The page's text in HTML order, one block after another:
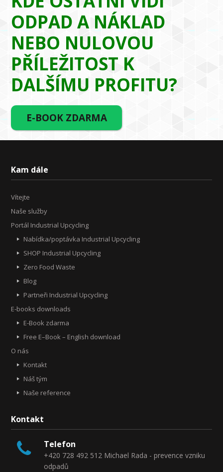
ODPAD A NÁKLAD
NEBO NULOVOU
PŘÍLEŽITOST K
DALŠÍMU PROFITU?
E-BOOK ZDARMA
Kam dále
Vítejte
Naše služby
Portál Industrial Upcycling
Nabídka/poptávka Industrial Upcycling
SHOP Industrial Upcycling
Zero Food Waste
Blog
Partneři Industrial Upcycling
E-books downloads
E-Book zdarma
Free E–Book – English download
O nás
Kontakt
Náš tým
Naše reference
Kontakt
Telefon
+420 728 492 512 Michael Rada - prevence vzniku
odpadů